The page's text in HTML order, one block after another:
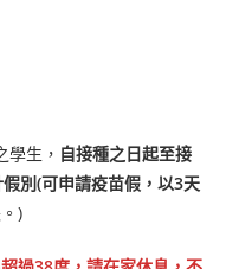
學生， 自接種之日起至接
別(可申請疫苗假，以3天
)